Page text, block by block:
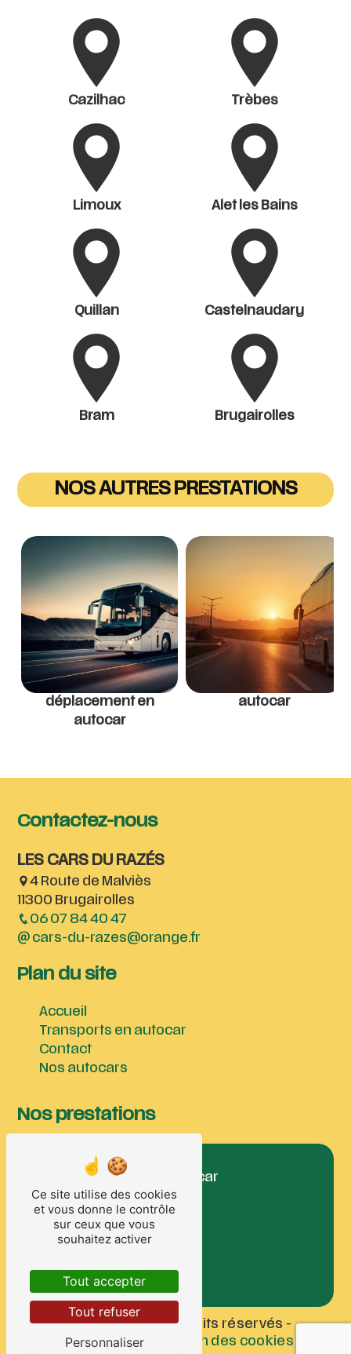
Cazilhac Trèbes
Limoux Alet les Bains
Quillan Castelnaudary
Bram Brugairolles
NOS AUTRES PRESTATIONS
déplacement en
autocar
autocar
Contactez-nous
LES CARS DU RAZÉS
4 Route de Malviès
11300 Brugairolles
06 07 84 40 47
cars-du-razes@orange.fr
Plan du site
Accueil
Transports en autocar
Contact
Nos autocars
Nos prestations
déplacement en autocar
autocar
transport touristique
tourisme
car
©Vistalid- 2026 - Tous droits réservés -
Mentions légales- Gestion des cookies
Ce site utilise des cookies
et vous donne le contrôle
sur ceux que vous
souhaitez activer
Tout accepter
Tout refuser
Personnaliser